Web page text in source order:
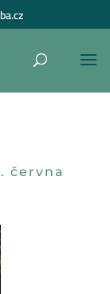
června